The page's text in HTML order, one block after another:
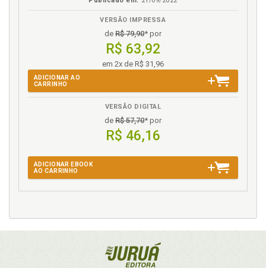
VERSÃO IMPRESSA
de R$ 79,90* por
R$ 63,92
em 2x de R$ 31,96
ADICIONAR AO
CARRINHO
VERSÃO DIGITAL
de R$ 57,70* por
R$ 46,16
ADICIONAR EBOOK
AO CARRINHO